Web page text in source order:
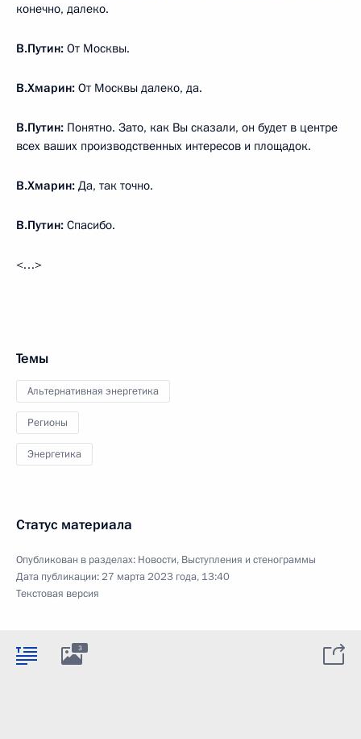
конечно, далеко.
В.Путин: От Москвы.
В.Хмарин: От Москвы далеко, да.
В.Путин: Понятно. Зато, как Вы сказали, он будет в центре
всех ваших производственных интересов и площадок.
В.Хмарин: Да, так точно.
В.Путин: Спасибо.
<…>
Темы
Альтернативная энергетика
Регионы
Энергетика
Статус материала
Опубликован в разделах: Новости, Выступления и стенограммы
Дата публикации:27 марта 2023 года, 13:40
Текстовая версия
3